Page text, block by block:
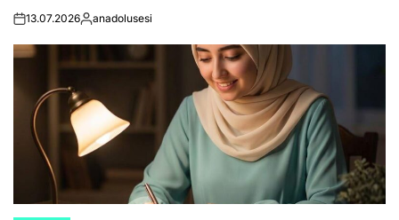
on13.07.2026Posted
anadolusesi